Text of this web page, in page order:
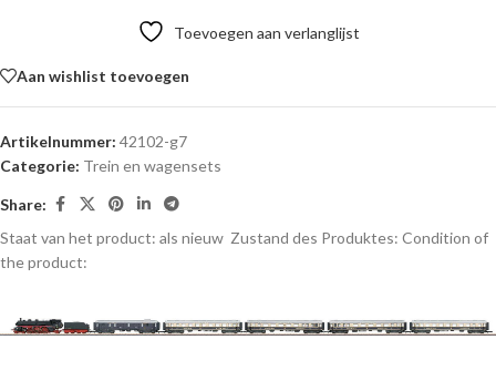
Toevoegen aan verlanglijst
Aan wishlist toevoegen
Artikelnummer: 42102-g7
Categorie: Trein en wagensets
Share:
Staat van het product: als nieuw Zustand des Produktes: Condition of
the product: